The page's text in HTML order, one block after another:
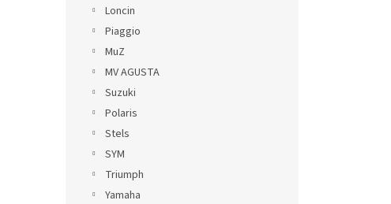
Loncin
Piaggio
MuZ
MV AGUSTA
Suzuki
Polaris
Stels
SYM
Triumph
Yamaha